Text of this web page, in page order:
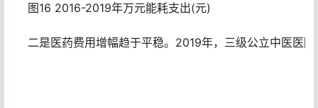
图16 2016-2019年万元能耗支出(元)
二是医药费用增幅趋于平稳。2019年，三级公立中医医